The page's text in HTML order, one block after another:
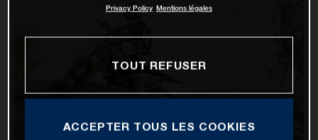
Privacy Policy Mentions légales
TOUT REFUSER
ACCEPTER TOUS LES COOKIES